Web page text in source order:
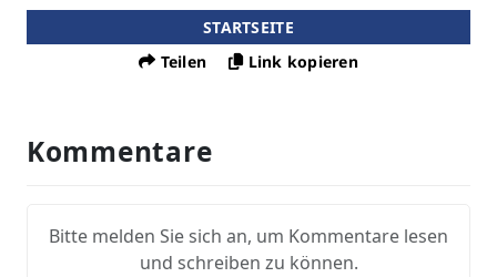
STARTSEITE
Teilen
Link kopieren
Kommentare
Bitte melden Sie sich an, um Kommentare lesen
und schreiben zu können.